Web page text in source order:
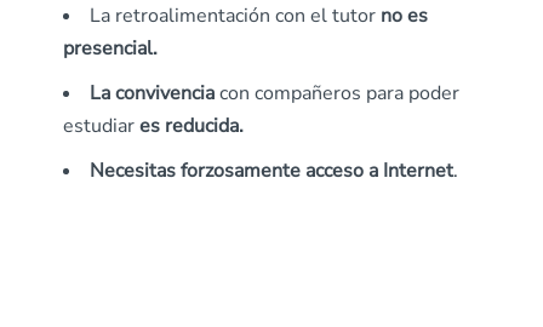
La retroalimentación con el tutor no es
presencial.
La convivenciacon compañeros para poder
estudiares reducida.
Necesitas forzosamente acceso a Internet.